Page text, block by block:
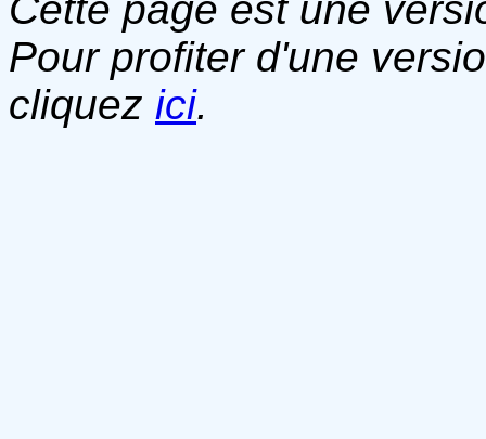
Pour profiter d'une
cliquez ici.